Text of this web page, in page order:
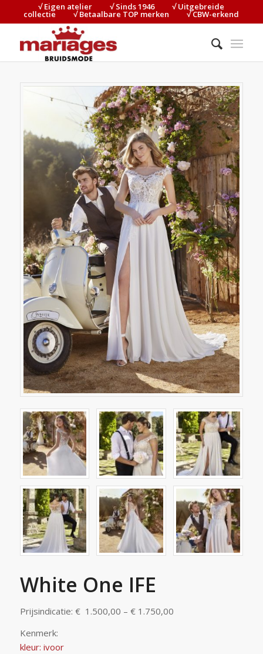
√ Eigen atelier⠀⠀⠀√ Sinds 1946⠀⠀⠀√ Uitgebreide
collectie⠀⠀⠀√ Betaalbare TOP merken⠀⠀⠀√ CBW-erkend
White One IFE
Prijsindicatie: € 1.500,00 – € 1.750,00
Kenmerk:
kleur: ivoor